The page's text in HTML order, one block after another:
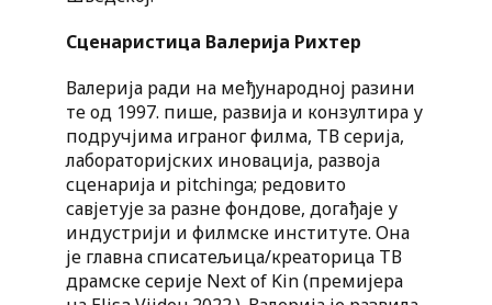
Сценаристица Валериjа Рихтер
Валериjа ради на међународној разини
те од 1997. пише, развија и конзултира у
подручјима играног филма, ТВ серија,
лабораторијских иновација, развоја
сценарија и pitchinga; редовито
савјетује за разне фондове, догађаје у
индустрији и филмске институте. Она
је главна списатељица/креаторица ТВ
драмске серије Next of Kin (премијера